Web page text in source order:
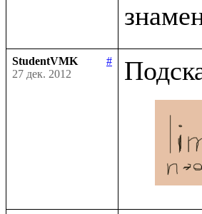
StudentVMK
#
27 дек. 2012